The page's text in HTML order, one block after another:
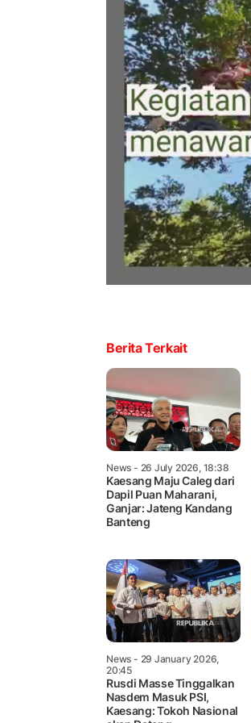
Berita Terkait
News - 26 July 2026, 18:38
Kaesang Maju Caleg dari
Dapil Puan Maharani,
Ganjar: Jateng Kandang
Banteng
News - 29 January 2026,
20:45
Rusdi Masse Tinggalkan
Nasdem Masuk PSI,
Kaesang: Tokoh Nasional